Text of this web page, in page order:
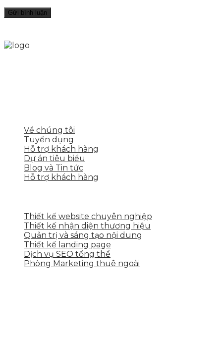
Về chúng tôi
Tuyển dụng
Hỗ trợ khách hàng
Dự án tiêu biểu
Blog và Tin tức
Hỗ trợ khách hàng
Thiết kế website chuyên nghiệp
Thiết kế nhận diện thương hiệu
Quản trị và sáng tạo nội dung
Thiết kế landing page
Dịch vụ SEO tổng thể
Phòng Marketing thuê ngoài